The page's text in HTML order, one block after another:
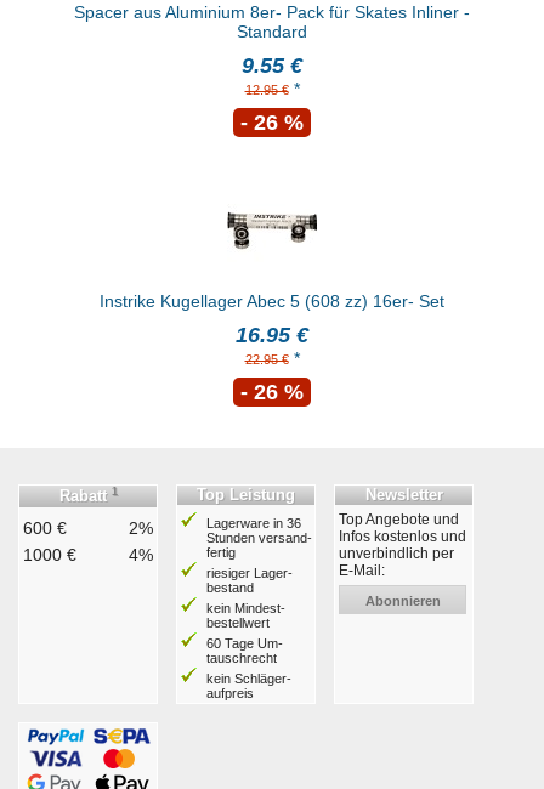
Spacer aus Aluminium 8er- Pack für Skates Inliner -
Standard
9.55 €
12.95 €*
- 26 %
Instrike Kugellager Abec 5 (608 zz) 16er- Set
16.95 €
22.95 €*
- 26 %
Rabatt 1
600 €
2%
1000 €
4%
Top Leistung
Lagerware in 36
Stunden ver­sand­
fertig
riesiger Lager­
bestand
kein Mindest­
bestell­wert
60 Tage Um­
tausch­recht
kein Schläger­
aufpreis
Newsletter
Top Angebote und
Infos kostenlos und
unverbindlich per
E-Mail:
Abonnieren